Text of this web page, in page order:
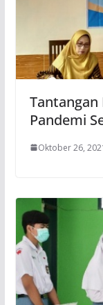
Tantangan
Pandemi
Oktober 26,